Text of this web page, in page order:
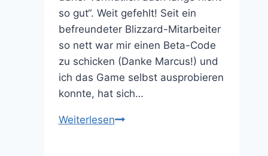
so gut“. Weit gefehlt! Seit ein
befreundeter Blizzard-Mitarbeiter
so nett war mir einen Beta-Code
zu schicken (Danke Marcus!) und
ich das Game selbst ausprobieren
konnte, hat sich…
WeiterlesenHearthstone